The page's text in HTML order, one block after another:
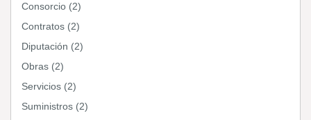
Consorcio (2)
Contratos (2)
Diputación (2)
Obras (2)
Servicios (2)
Suministros (2)